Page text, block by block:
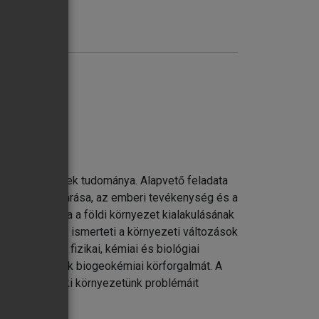
tudománya. Alapvető feladata
feltárása, az emberi tevékenység és a
kötet célja a földi környezet kialakulásának
megfelelően ismerteti a környezeti változások
geológiai, fizikai, kémiai és biológiai
vegyületek biogeokémiai körforgalmát. A
aki környezetünk problémáit